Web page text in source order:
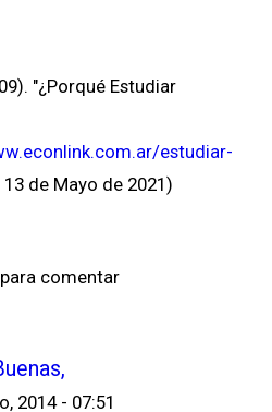
"¿Porqué Estudiar
estudiar-
de Mayo de 2021)
para comentar
2014 - 07:51